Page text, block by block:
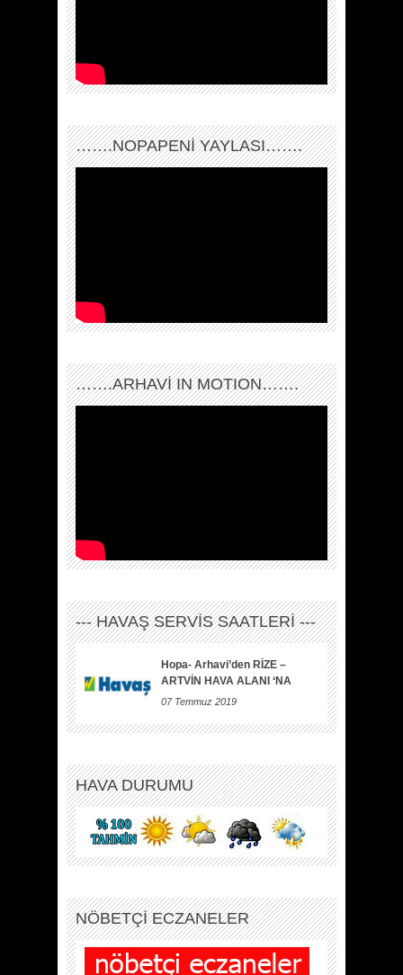
…….NOPAPENİ YAYLASI…….
…….ARHAVI IN MOTION…….
--- HAVAŞ SERVİS SAATLERİ ---
Hopa- Arhavi’den RİZE –
ARTVİN HAVA ALANI ‘NA
07 Temmuz 2019
HAVA DURUMU
NÖBETÇİ ECZANELER